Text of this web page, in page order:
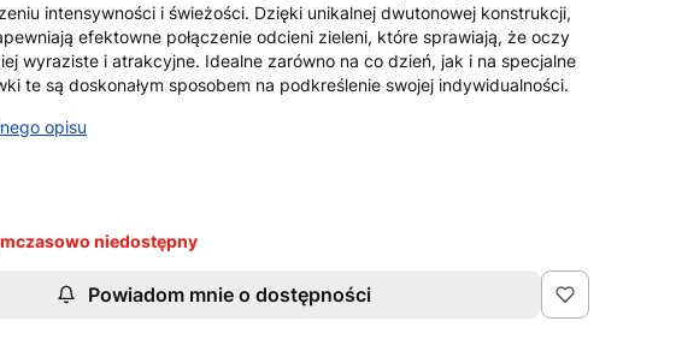
intensywności i świeżości. Dzięki unikalnej dwutonowej konstrukcji,
efektowne połączenie odcieni zieleni, które sprawiają, że oczy
wyraziste i atrakcyjne. Idealne zarówno na co dzień, jak i na specjalne
te są doskonałym sposobem na podkreślenie swojej indywidualności.
opisu
niedostępny
Powiadom mnie o dostępności